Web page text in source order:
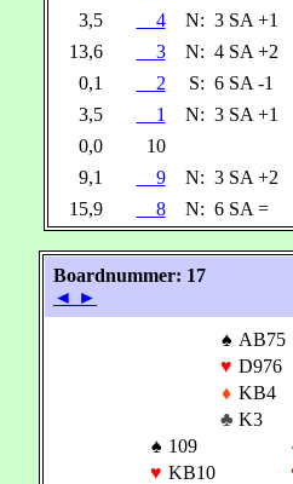
3,5
4 N: 3 SA +1
13,6
3 N: 4 SA +2
0,1
2 S: 6 SA -1
3,5
1 N: 3 SA +1
0,0
10
9,1
9 N: 3 SA +2
15,9
8 N: 6 SA =
Boardnummer: 17
◄ ►
♠ AB75
♥ D976
♦ KB4
♣ K3
♠ 109
♥ KB10